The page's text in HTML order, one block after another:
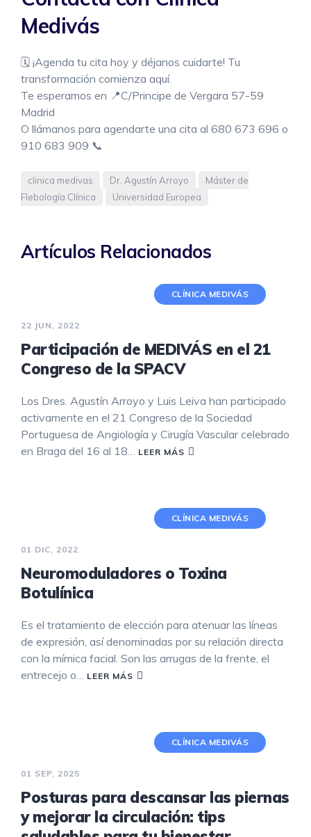
Medivás
🗓️ ¡Agenda tu cita hoy y déjanos cuidarte! Tu
transformación comienza aquí.
Te esperamos en 📍C/Principe de Vergara 57-59
Madrid
O llámanos para agendarte una cita al 680 673 696 o
910 683 909 📞
clinica medivas Dr. Agustín Arroyo
Máster de
Flebología Clínica
Universidad Europea
Artículos Relacionados
CLÍNICA MEDIVÁS
22 JUN, 2022
Participación de MEDIVÁS en el 21
Congreso de la SPACV
Los Dres. Agustín Arroyo y Luis Leiva han participado
activamente en el 21 Congreso de la Sociedad
Portuguesa de Angiología y Cirugía Vascular celebrado
en Braga del 16 al 18… LEER MÁS
CLÍNICA MEDIVÁS
01 DIC, 2022
Neuromoduladores o Toxina
Botulínica
Es el tratamiento de elección para atenuar las líneas
de expresión, así denominadas por su relación directa
con la mímica facial. Son las arrugas de la frente, el
entrecejo o… LEER MÁS
CLÍNICA MEDIVÁS
01 SEP, 2025
Posturas para descansar las piernas
y mejorar la circulación: tips